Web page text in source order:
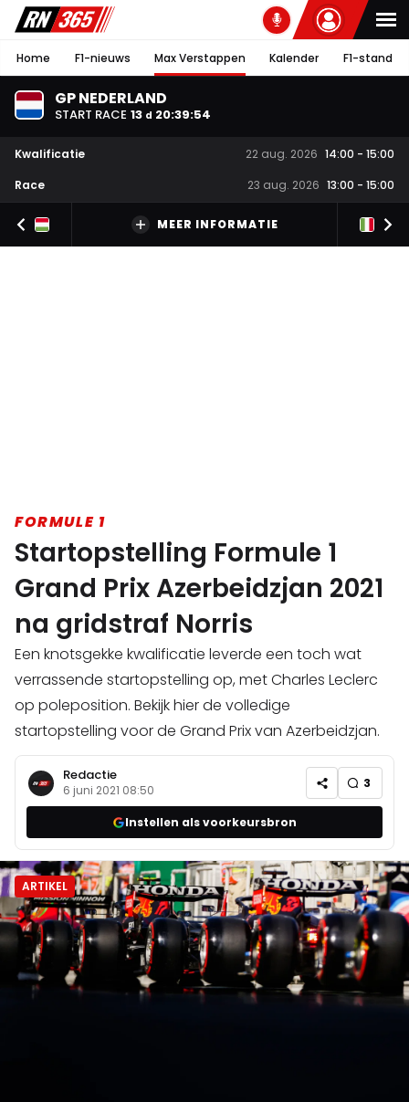
Home F1-nieuws Max Verstappen Kalender F1-stand
GP NEDERLAND
START RACE 13 d 20:39:53
Kwalificatie 22 aug. 2026 14:00 - 15:00
Race
23 aug. 2026 13:00 - 15:00
MEER INFORMATIE
FORMULE 1
Startopstelling Formule 1
Grand Prix Azerbeidzjan 2021
na gridstraf Norris
Een knotsgekke kwalificatie leverde een toch wat
verrassende startopstelling op, met Charles Leclerc
op poleposition. Bekijk hier de volledige
startopstelling voor de Grand Prix van Azerbeidzjan.
Redactie
6 juni 2021 08:50 3
Instellen als voorkeursbron
ARTIKEL